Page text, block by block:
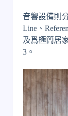
音響設備則
Line、
及爲極簡居
3。